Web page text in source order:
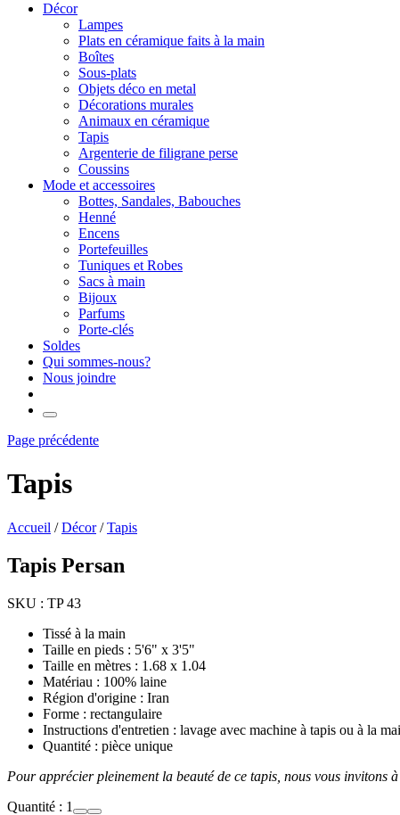
Décor
Lampes
Plats en céramique faits à la main
Boîtes
Sous-plats
Objets déco en metal
Décorations murales
Animaux en céramique
Tapis
Argenterie de filigrane perse
Coussins
Mode et accessoires
Bottes, Sandales, Babouches
Henné
Encens
Portefeuilles
Tuniques et Robes
Sacs à main
Bijoux
Parfums
Porte-clés
Soldes
Qui sommes-nous?
Nous joindre
Page précédente
Tapis
Accueil /Décor/Tapis
Tapis Persan
SKU : TP 43
Tissé à la main
Taille en pieds : 5'6" x 3'5"
Taille en mètres : 1.68 x 1.04
Matériau : 100% laine
Région d'origine : Iran
Forme : rectangulaire
Instructions d'entretien : lavage avec machine à tapis ou à la
Quantité : pièce unique
Pour apprécier pleinement la beauté de ce tapis, nous vous invitons
Quantité : 1